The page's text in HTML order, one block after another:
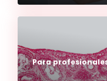
Para